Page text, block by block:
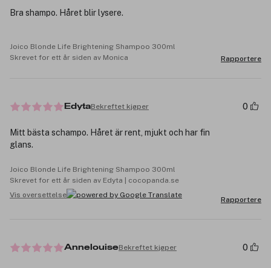
Bra shampo. Håret blir lysere.
Joico Blonde Life Brightening Shampoo 300ml
Skrevet for ett år siden av Monica
Rapportere
EdytaBekreftet kjøper 0
Mitt bästa schampo. Håret är rent, mjukt och har fin
glans.
Joico Blonde Life Brightening Shampoo 300ml
Skrevet for ett år siden av Edyta | cocopanda.se
Vis oversettelse
Rapportere
AnnelouiseBekreftet kjøper 0